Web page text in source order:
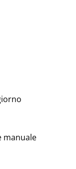
manuale